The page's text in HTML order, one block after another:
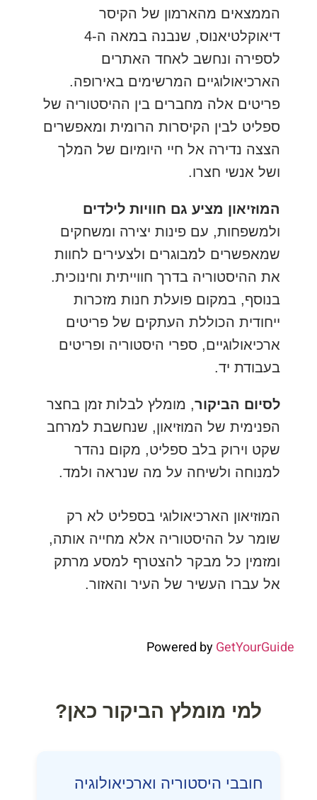
הממצאים מהארמון של הקיסר
דיאוקלטיאנוס, שנבנה במאה ה-4
לספירה ונחשב לאחד האתרים
הארכיאולוגיים המרשימים באירופה.
פריטים אלה מחברים בין ההיסטוריה של
ספליט לבין הקיסרות הרומית ומאפשרים
הצצה נדירה אל חיי היומיום של המלך
ושל אנשי חצרו.
המוזיאון מציע גם חוויות לילדים
ולמשפחות, עם פינות יצירה ומשחקים
שמאפשרים למבוגרים ולצעירים לחוות
את ההיסטוריה בדרך חווייתית וחינוכית.
בנוסף, במקום פועלת חנות מזכרות
ייחודית הכוללת העתקים של פריטים
ארכיאולוגיים, ספרי היסטוריה ופריטים
בעבודת יד.
לסיום הביקור, מומלץ לבלות זמן בחצר
הפנימית של המוזיאון, שנחשבת למרחב
שקט וירוק בלב ספליט, מקום נהדר
למנוחה ולשיחה על מה שנראה ולמד.
המוזיאון הארכיאולוגי בספליט לא רק
שומר על ההיסטוריה אלא מחייה אותה,
ומזמין כל מבקר להצטרף למסע מרתק
אל עברו העשיר של העיר והאזור.
Powered byGetYourGuide
למי מומלץ הביקור כאן?
חובבי היסטוריה וארכיאולוגיה